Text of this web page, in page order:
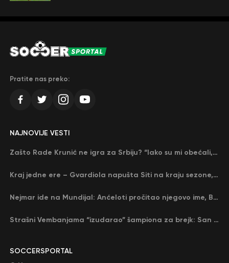
Pratite nas preko:
SOCCERSPORTAL
NAJNOVIJE VESTI
Zašto Rade Krunić ne igra za Srbiju? “Iako su mi obećali, niko me nije zvao…”
Kraj jedne ere – Gvardiola napušta Siti na kraju sezone, menja ga njegov nekadašnji rival
Nejmar ide na Mundijal: Anćeloti pročitao njegovo ime, Brazil u delirijumu (VIDEO)
Strašni Vembanjama “izudarao” šampiona za brejk: San Antonio poveo protiv Oklahome